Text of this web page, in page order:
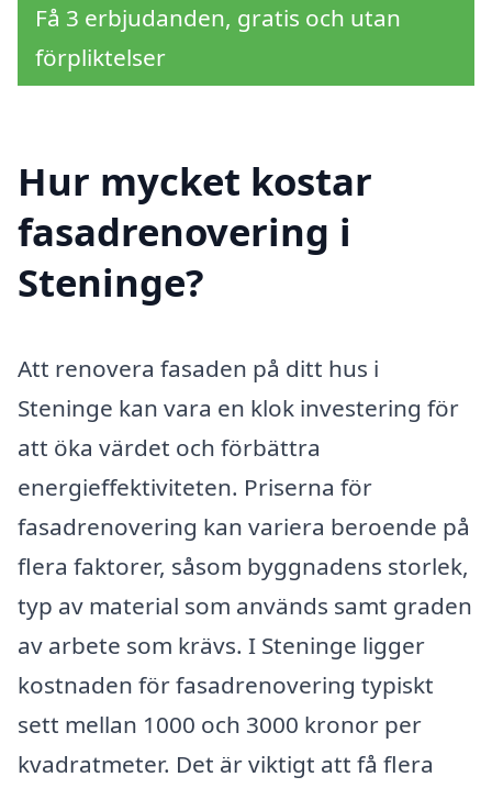
Få 3 erbjudanden, gratis och utan
förpliktelser
Hur mycket kostar
fasadrenovering i
Steninge?
Att renovera fasaden på ditt hus i
Steninge kan vara en klok investering för
att öka värdet och förbättra
energieffektiviteten. Priserna för
fasadrenovering kan variera beroende på
flera faktorer, såsom byggnadens storlek,
typ av material som används samt graden
av arbete som krävs. I Steninge ligger
kostnaden för fasadrenovering typiskt
sett mellan 1000 och 3000 kronor per
kvadratmeter. Det är viktigt att få flera